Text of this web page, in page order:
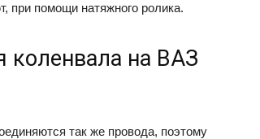
при помощи натяжного ролика.
коленвала на ВАЗ
так же провода, поэтому